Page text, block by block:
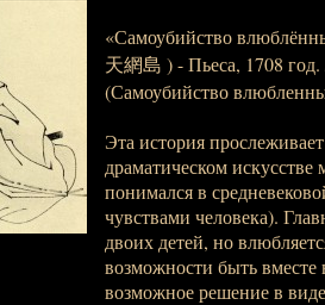
«Самоубийство
天網島 ) - Пьеса, 1708
(Самоубийство
Эта история
драматическом
понимался в
чувствами человека).
двоих детей, но
возможности быть
возможное решение в